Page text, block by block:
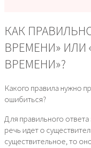
КАК
ВРЕМЕНИ» ИЛИ
ВРЕМЕНИ»?
Какого правила нужно
ошибиться?
Для правильного
речь идет о
существительное, то